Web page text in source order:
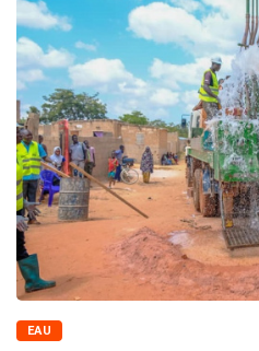
EAU